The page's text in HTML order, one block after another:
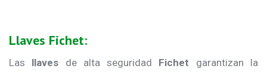
Llaves Fichet:
Las llaves de alta seguridad Fichet garantizan la